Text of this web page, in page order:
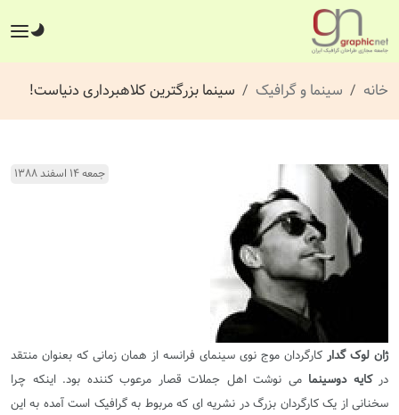
خانه سینما و گرافیک سینما بزرگترین کلاهبرداری دنیاست!
جمعه ۱۴ اسفند ۱۳۸۸
ژان لوک گدار کارگردان موج نوی سینمای فرانسه از همان زمانی که بعنوان منتقد
درکایه دوسینما می نوشت اهل جملات قصار مرعوب کننده بود. اینکه چرا
سخنانی از یک کارگردان بزرگ در نشریه ای که مربوط به گرافیک است آمده به این